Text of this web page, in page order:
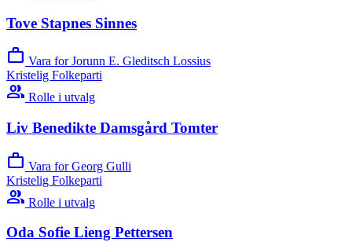
Tove Stapnes Sinnes
work Vara for Jorunn E. Gleditsch Lossius
Kristelig Folkeparti
group Rolle i utvalg
Liv Benedikte Damsgård Tomter
work Vara for Georg Gulli
Kristelig Folkeparti
group Rolle i utvalg
Oda Sofie Lieng Pettersen